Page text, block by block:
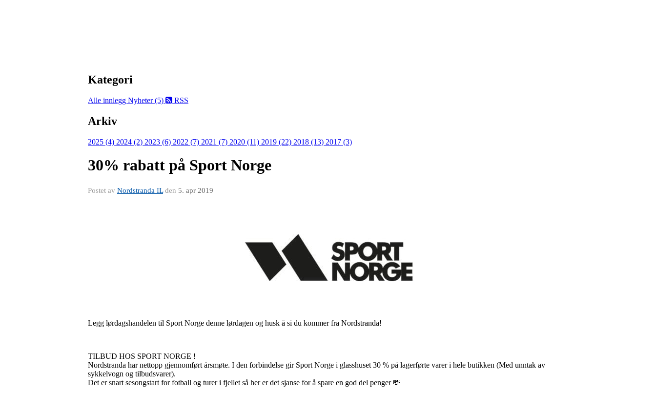
Kategori
Alle innlegg Nyheter (5) RSS
Arkiv
2025 (4) 2024 (2) 2023 (6) 2022 (7) 2021 (7) 2020 (11) 2019 (22) 2018 (13) 2017 (3)
30% rabatt på Sport Norge
Postet av Nordstranda ILden 5. apr 2019
Legg lørdagshandelen til Sport Norge denne lørdagen og husk å si du kommer fra Nordstranda!
TILBUD HOS SPORT NORGE !
Nordstranda har nettopp gjennomført årsmøte. I den forbindelse gir Sport Norge i glasshuset 30 % på lagerførte varer i hele butikken (Med unntak av
sykkelvogn og tilbudsvarer).
Det er snart sesongstart for fotball og turer i fjellet så her er det sjanse for å spare en god del penger 💸